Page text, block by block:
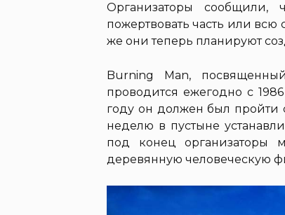
Организаторы сообщили,
пожертвовать часть или всю
же они теперь планируют
Burning Man,
проводится ежегодно с
году он должен был пройти
неделю в пустыне
под конец организаторы
деревянную человеческую